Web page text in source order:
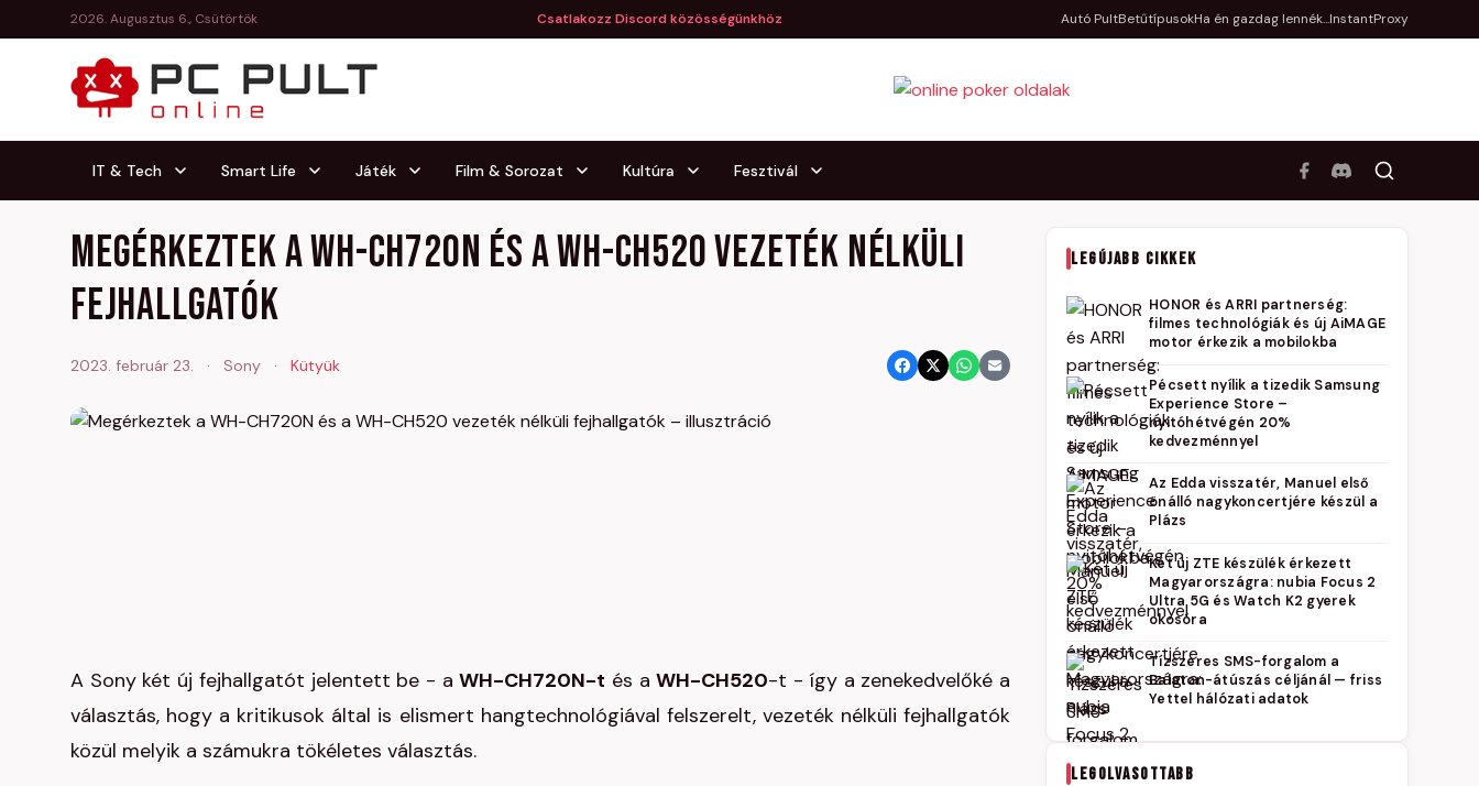
2026. Augusztus 6., Csütörtök Csatlakozz Discord közösségünkhöz Autó PultBetűtípusokHa én gazdag lennék...InstantProxy
IT & Tech Smart Life Játék Film & Sorozat Kultúra Fesztivál
Megérkeztek a WH-CH720N és a WH-CH520 vezeték nélküli
fejhallgatók
2023. február 23. · Sony · Kütyük
A Sony két új fejhallgatót jelentett be - aWH-CH720N-t és aWH-CH520-t - így a zenekedvelőké a
választás, hogy a kritikusok által is elismert hangtechnológiával felszerelt, vezeték nélküli fejhallgatók
közül melyik a számukra tökéletes választás.
LEGÚJABB CIKKEK
HONOR és ARRI partnerség:
filmes technológiák és új AiMAGE
motor érkezik a mobilokba
Pécsett nyílik a tizedik Samsung
Experience Store –
nyitóhétvégén 20%
kedvezménnyel
Az Edda visszatér, Manuel első
önálló nagykoncertjére készül a
Plázs
Két új ZTE készülék érkezett
Magyarországra: nubia Focus 2
Ultra 5G és Watch K2 gyerek
okosóra
Tízszeres SMS-forgalom a
Balaton-átúszás céljánál — friss
Yettel hálózati adatok
LEGOLVASOTTABB